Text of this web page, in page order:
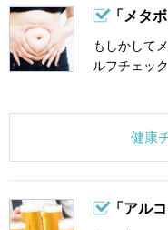
「メタ
もしかして
ルフチェック
健康
「アル